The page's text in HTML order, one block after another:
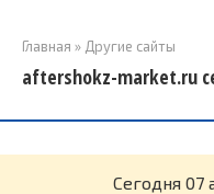
Главная » Другие сайты
aftershokz-market.ru
Cегодня 07